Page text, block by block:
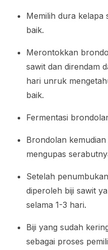
Memilih dura kelapa
baik.
Merontokkan
sawit dan direndam
hari unruk
baik.
Fermentasi
Brondolan
mengupas
Setelah
diperoleh biji sawit
selama 1-3 hari.
Biji yang sudah
sebagai proses